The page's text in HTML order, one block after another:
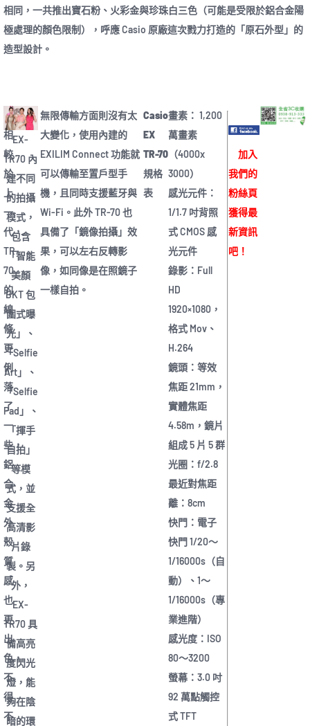
相同，一共推出寶石粉、火彩金與珍珠白三色（可能是受限於鋁合金陽
極處理的顏色限制），呼應 Casio 原廠這次戮力打造的「原石外型」的
造型設計。
相
較
於
上
一
代，
TR-
70
的
線
條
更
俐
落
了
一
些，
鋁
合
金
外
殼
質
感
也
更
出
色，
不
得
不
EX-
TR70 內
建不同
的拍攝
模式，
包含
「智能
美顏
BKT 包
圍式曝
光」、
「Selfie
Art」、
「Selfie
Pad」、
「揮手
自拍」
等模
式，並
支援全
高清影
片錄
製。另
外，
EX-
TR70 具
備高亮
度閃光
燈，能
夠在陰
暗的環
無限傳輸方面則沒有太
大變化，使用內建的
EXILIM Connect 功能就
可以傳輸至置戶型手
機，且同時支援藍牙與
Wi-Fi。此外 TR-70 也
具備了「鏡像拍攝」效
果，可以左右反轉影
像，如同像是在照鏡子
一樣自拍。
Casio
EX
TR-70
規格
表
畫素： 1,200
萬畫素
（4000x
3000）
感光元件：
1/1.7 吋背照
式 CMOS 感
光元件
錄影：Full
HD
1920×1080，
格式 Mov、
H.264
鏡頭：等效
焦距 21mm，
實體焦距
4.58m，鏡片
組成 5 片 5 群
光圈：f/2.8
最近對焦距
離：8cm
快門：電子
快門 1/20～
1/16000s（自
動）、1～
1/16000s（專
業進階）
感光度：ISO
80～3200
螢幕：3.0 吋
92 萬點觸控
式 TFT
加入
我們的
粉絲頁
獲得最
新資訊
吧！